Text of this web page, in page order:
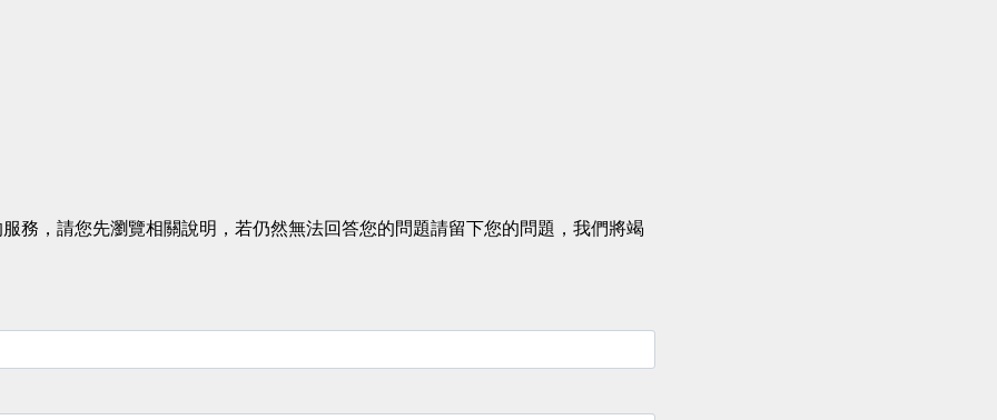
務，請您先瀏覽相關說明，若仍然無法回答您的問題請留下您的問題，我們將竭